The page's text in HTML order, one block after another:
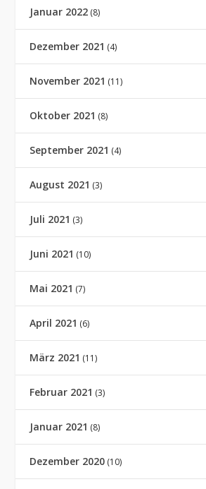
Januar 2022 (8)
Dezember 2021 (4)
November 2021 (11)
Oktober 2021 (8)
September 2021 (4)
August 2021 (3)
Juli 2021 (3)
Juni 2021 (10)
Mai 2021 (7)
April 2021 (6)
März 2021 (11)
Februar 2021 (3)
Januar 2021 (8)
Dezember 2020 (10)